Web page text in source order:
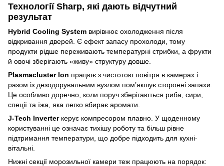
Технології Sharp, які дають відчутний
результат
Hybrid Cooling System вирівнює охолодження після
відкривання дверей. Є ефект запасу прохолоди, тому
продукти рідше переживають температурні стрибки, а фрукти
й овочі зберігають «живу» структуру довше.
Plasmacluster Ion працює з чистотою повітря в камерах і
разом із дезодорувальним вузлом пом’якшує сторонні запахи.
Це особливо доречно, коли поруч зберігаються риба, сири,
спеції та їжа, яка легко вбирає аромати.
J-Tech Inverterкерує компресором плавно. У щоденному
користуванні це означає тихішу роботу та більш рівне
підтримання температури, що добре підходить для кухні-
вітальні.
Нижні секції морозильної камери теж працюють на порядок: